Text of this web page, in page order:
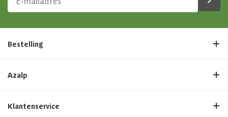
Bestelling
Azalp
Klantenservice